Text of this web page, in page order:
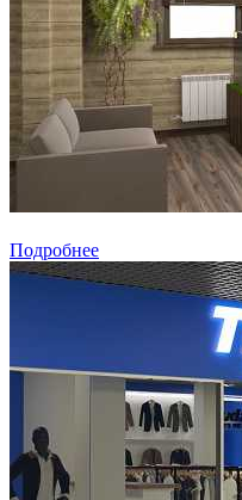
Подробнее